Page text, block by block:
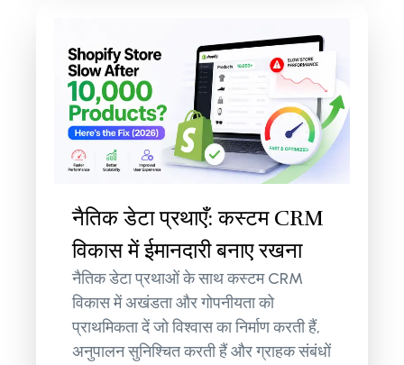
नैतिक डेटा प्रथाएँ: कस्टम CRM
विकास में ईमानदारी बनाए रखना
नैतिक डेटा प्रथाओं के साथ कस्टम CRM
विकास में अखंडता और गोपनीयता को
प्राथमिकता दें जो विश्वास का निर्माण करती हैं,
अनुपालन सुनिश्चित करती हैं और ग्राहक संबंधों